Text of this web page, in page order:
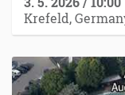
Krefeld,